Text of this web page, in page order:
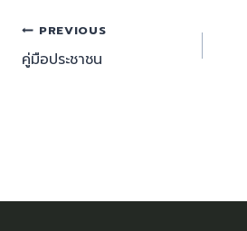
PREVIOUS
คู่มือประชาชน